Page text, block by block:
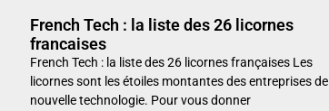
French Tech : la liste des 26 licornes
francaises
French Tech : la liste des 26 licornes françaises Les
licornes sont les étoiles montantes des entreprises de
nouvelle technologie. Pour vous donner